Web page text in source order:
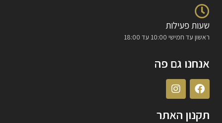
שעות פעילות
ראשון עד חמישי 10:00 עד 18:00
אנחנו גם פה
תקנון האתר